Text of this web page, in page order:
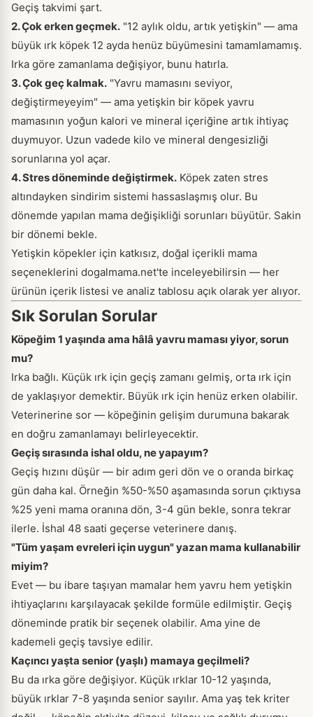
Geçiş takvimi şart.
2. Çok erken geçmek. "12 aylık oldu, artık yetişkin" — ama
büyük ırk köpek 12 ayda henüz büyümesini tamamlamamış.
Irka göre zamanlama değişiyor, bunu hatırla.
3. Çok geç kalmak. "Yavru mamasını seviyor,
değiştirmeyeyim" — ama yetişkin bir köpek yavru
mamasının yoğun kalori ve mineral içeriğine artık ihtiyaç
duymuyor. Uzun vadede kilo ve mineral dengesizliği
sorunlarına yol açar.
4. Stres döneminde değiştirmek. Köpek zaten stres
altındayken sindirim sistemi hassaslaşmış olur. Bu
dönemde yapılan mama değişikliği sorunları büyütür. Sakin
bir dönemi bekle.
Yetişkin köpekler için katkısız, doğal içerikli mama
seçeneklerini dogalmama.net'te inceleyebilirsin — her
ürünün içerik listesi ve analiz tablosu açık olarak yer alıyor.
Sık Sorulan Sorular
Köpeğim 1 yaşında ama hâlâ yavru maması yiyor, sorun
mu?
Irka bağlı. Küçük ırk için geçiş zamanı gelmiş, orta ırk için
de yaklaşıyor demektir. Büyük ırk için henüz erken olabilir.
Veterinerine sor — köpeğinin gelişim durumuna bakarak
en doğru zamanlamayı belirleyecektir.
Geçiş sırasında ishal oldu, ne yapayım?
Geçiş hızını düşür — bir adım geri dön ve o oranda birkaç
gün daha kal. Örneğin %50-%50 aşamasında sorun çıktıysa
%25 yeni mama oranına dön, 3-4 gün bekle, sonra tekrar
ilerle. İshal 48 saati geçerse veterinere danış.
"Tüm yaşam evreleri için uygun" yazan mama kullanabilir
miyim?
Evet — bu ibare taşıyan mamalar hem yavru hem yetişkin
ihtiyaçlarını karşılayacak şekilde formüle edilmiştir. Geçiş
döneminde pratik bir seçenek olabilir. Ama yine de
kademeli geçiş tavsiye edilir.
Kaçıncı yaşta senior (yaşlı) mamaya geçilmeli?
Bu da ırka göre değişiyor. Küçük ırklar 10-12 yaşında,
büyük ırklar 7-8 yaşında senior sayılır. Ama yaş tek kriter